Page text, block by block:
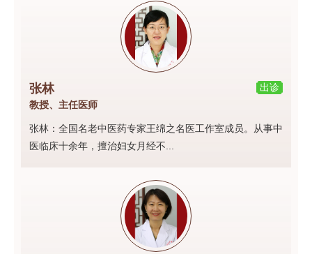
出诊
张林
教授、主任医师
张林：全国名老中医药专家王绵之名医工作室成员。从事中
医临床十余年，擅治妇女月经不...